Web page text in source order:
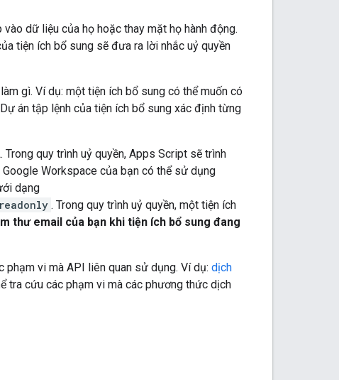
dữ liệu của họ hoặc thay mặt họ hành động.
tiện ích bổ sung sẽ đưa ra lời nhắc uỷ quyền
gì. Ví dụ: một tiện ích bổ sung có thể muốn có
án tập lệnh của tiện ích bổ sung xác định từng
quy trình uỷ quyền, Apps Script sẽ trình
Workspace của bạn có thể sử dụng
dạng
. Trong quy trình uỷ quyền, một tiện ích
thư email của bạn khi tiện ích bổ sung đang
phạm vi mà API liên quan sử dụng. Ví dụ: dịch
tra cứu các phạm vi mà các phương thức dịch